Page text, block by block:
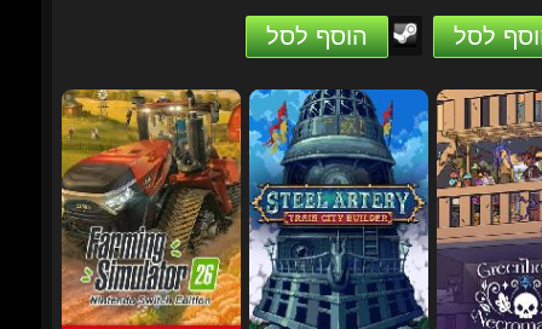
-16%
₪189.16ils
₪159.06
Farming Simulator 26:
Nintendo...
-19%
₪70.92ils
₪57.19
Steel Artery: Train City
Builder
-43%
Greenhearth
Necromancer